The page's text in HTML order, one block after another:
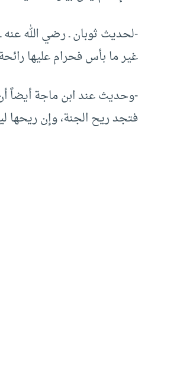
-لحديث ثوبان ـ رضي الله عنه
غير ما بأس فحرام عليها
-وحديث عند ابن ماجة أيضاً
فتجد ريح الجنة، وإن ريحها